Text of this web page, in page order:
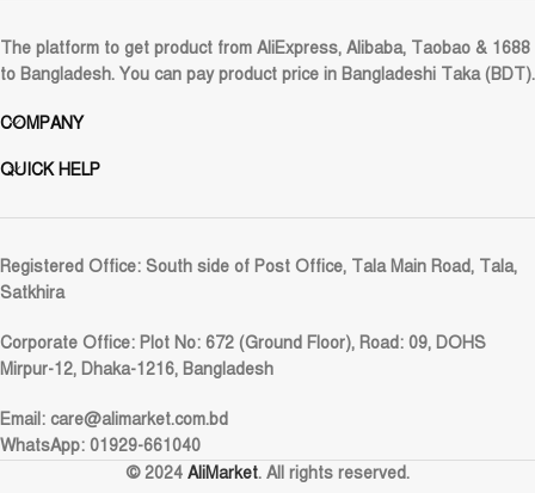
The platform to get product from AliExpress, Alibaba, Taobao & 1688
to Bangladesh. You can pay product price in Bangladeshi Taka (BDT).
COMPANY
QUICK HELP
Registered Office: South side of Post Office, Tala Main Road, Tala,
Satkhira
Corporate Office: Plot No: 672 (Ground Floor), Road: 09, DOHS
Mirpur-12, Dhaka-1216, Bangladesh
Email: care@alimarket.com.bd
WhatsApp: 01929-661040
© 2024 AliMarket. All rights reserved.